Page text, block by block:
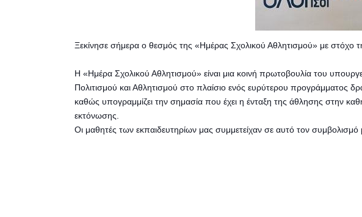
Ξεκίνησε σήμερα ο θεσμός της «Ημέρας Σχολικού Αθλητισμού» με στόχο
Η «Ημέρα Σχολικού Αθλητισμού» είναι μια κοινή πρωτοβουλία του
Πολιτισμού και Αθλητισμού στο πλαίσιο ενός ευρύτερου προγράμματος
καθώς υπογραμμίζει την σημασία που έχει η ένταξη της άθλησης στην
εκτόνωσης.
Οι μαθητές των εκπαιδευτηρίων μας συμμετείχαν σε αυτό τον συμβολισμό